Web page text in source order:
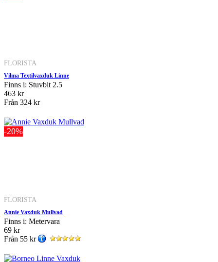
FLORISTA
Vilma Textilvaxduk Linne
Finns i: Stuvbit 2.5
463 kr
Från 324 kr
-20%
FLORISTA
Annie Vaxduk Mullvad
Finns i: Metervara
69 kr
Från 55 kr